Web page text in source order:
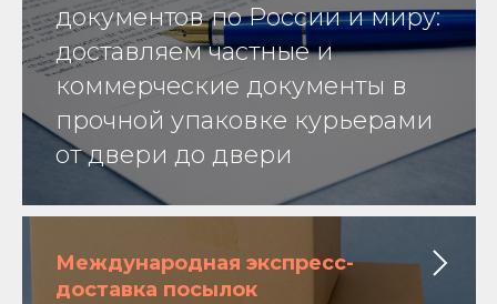
документов по России и миру:
доставляем частные и
коммерческие документы в
прочной упаковке курьерами
от двери до двери
Международная экспресс-
доставка посылок